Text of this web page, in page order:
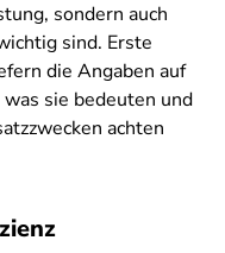
sondern auch
sind. Erste
die Angaben auf
sie bedeuten und
achten